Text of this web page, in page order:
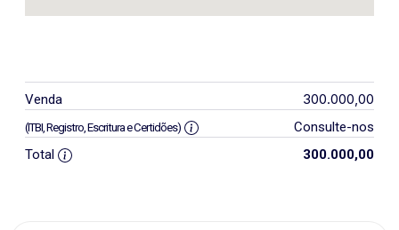
Venda 300.000,00
(ITBI, Registro, Escritura e Certidões)
Consulte-nos
Total
300.000,00